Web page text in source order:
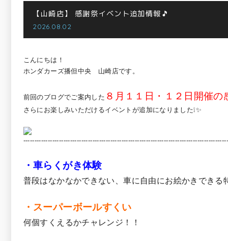
【山崎店】 感謝祭イベント追加情報🎵
2026.08.02
こんにちは！
ホンダカーズ播但中央 山崎店です。
前回のブログでご案内した ８月１１日・１２日開催の
さらにお楽しみいただけるイベントが追加になりました❕✨
・車らくがき体験
普段はなかなかできない、車に自由にお絵かきできる
・スーパーボールすくい
何個すくえるかチャレンジ！！